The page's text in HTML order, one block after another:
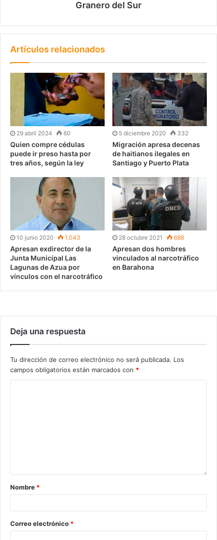
Granero del Sur
Artículos relacionados
29 abril 2024 60
Quien compre cédulas
puede ir preso hasta por
tres años, según la ley
5 diciembre 2020 332
Migración apresa decenas
de haitianos ilegales en
Santiago y Puerto Plata
10 junio 2020 1.043
Apresan exdirector de la
Junta Municipal Las
Lagunas de Azua por
vínculos con el narcotráfico
28 octubre 2021 688
Apresan dos hombres
vinculados al narcotráfico
en Barahona
Deja una respuesta
Tu dirección de correo electrónico no será publicada. Los
campos obligatorios están marcados con *
Nombre *
Correo electrónico *